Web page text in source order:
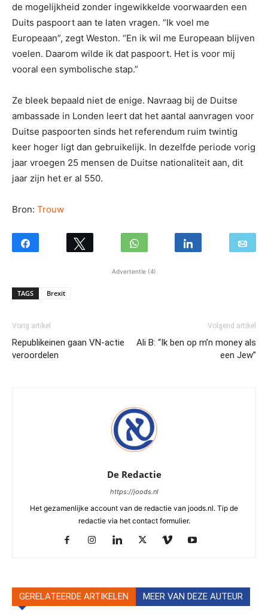
de mogelijkheid zonder ingewikkelde voorwaarden een
Duits paspoort aan te laten vragen. “Ik voel me
Europeaan”, zegt Weston. “En ik wil me Europeaan blijven
voelen. Daarom wilde ik dat paspoort. Het is voor mij
vooral een symbolische stap.”
Ze bleek bepaald niet de enige. Navraag bij de Duitse
ambassade in Londen leert dat het aantal aanvragen voor
Duitse paspoorten sinds het referendum ruim twintig
keer hoger ligt dan gebruikelijk. In dezelfde periode vorig
jaar vroegen 25 mensen de Duitse nationaliteit aan, dit
jaar zijn het er al 550.
Bron: Trouw
Advertentie (4)
TAGS Brexit
Vorig artikel
Republikeinen gaan VN-actie
veroordelen
Volgend artikel
Ali B: “Ik ben op m’n money als
een Jew”
De Redactie
https://joods.nl
Het gezamenlijke account van de redactie van joods.nl. Tip de
redactie via het contact formulier.
GERELATEERDE ARTIKELEN MEER VAN DEZE AUTEUR